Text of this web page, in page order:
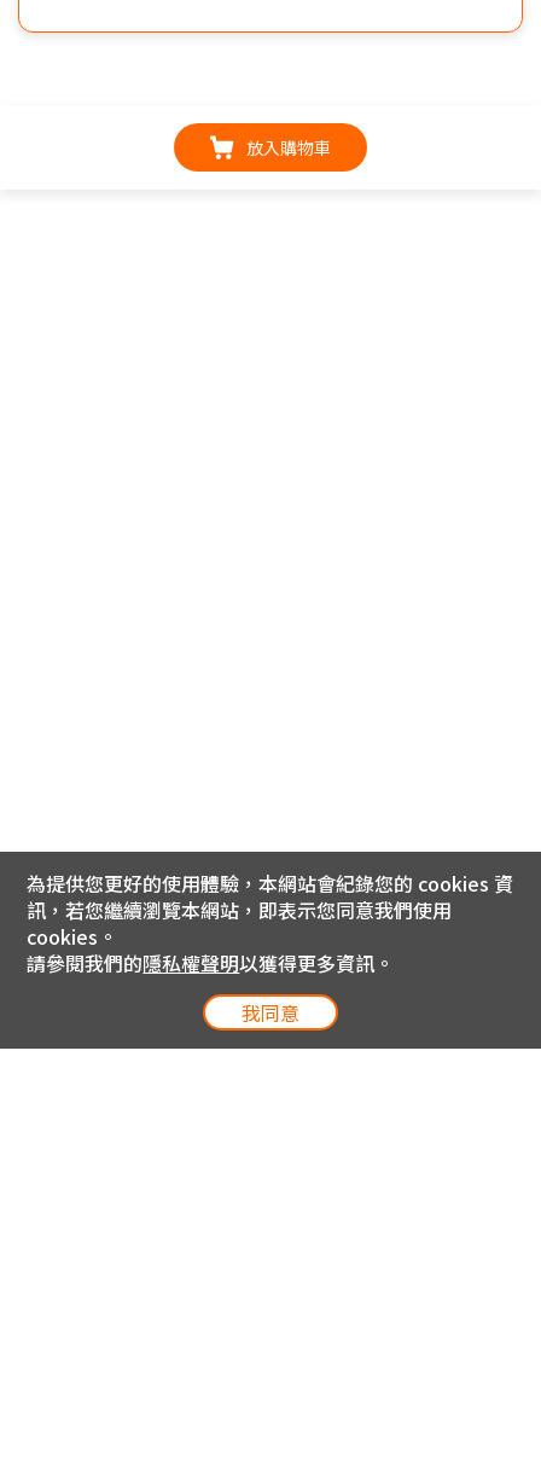
放入購物車
為提供您更好的使用體驗，本網站會紀錄您的 cookies 資
訊，若您繼續瀏覽本網站，即表示您同意我們使用
cookies。
請參閱我們的隱私權聲明以獲得更多資訊。
我同意